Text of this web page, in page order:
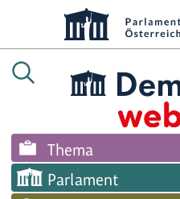
Thema
Parlament